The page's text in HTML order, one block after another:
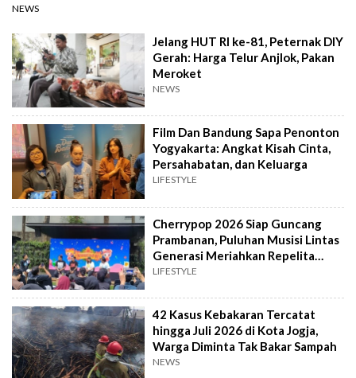
NEWS
Jelang HUT RI ke-81, Peternak DIY
Gerah: Harga Telur Anjlok, Pakan
Meroket
NEWS
Film Dan Bandung Sapa Penonton
Yogyakarta: Angkat Kisah Cinta,
Persahabatan, dan Keluarga
LIFESTYLE
Cherrypop 2026 Siap Guncang
Prambanan, Puluhan Musisi Lintas
Generasi Meriahkan Repelita
Musik
LIFESTYLE
42 Kasus Kebakaran Tercatat
hingga Juli 2026 di Kota Jogja,
Warga Diminta Tak Bakar Sampah
NEWS